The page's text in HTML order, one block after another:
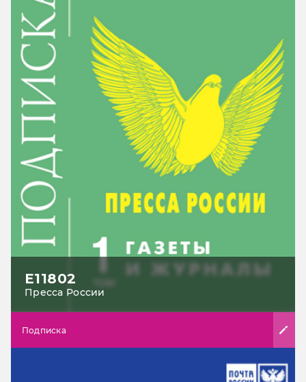
Е11802
Пресса России
Подписка